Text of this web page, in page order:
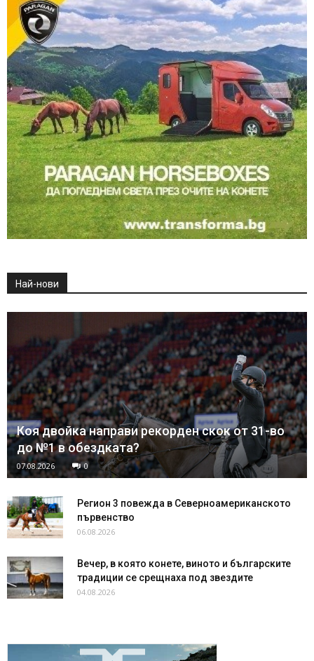
Най-нови
Коя двойка направи рекорден скок от 31-во
до №1 в обездката?
07.08.2026 0
Регион 3 повежда в Северноамериканското
първенство
06.08.2026
Вечер, в която конете, виното и българските
традиции се срещнаха под звездите
04.08.2026